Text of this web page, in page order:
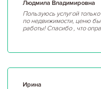
Людмила Владимировна
Пользуюсь услугой
по недвижимости, ценю
работы! Спасибо , что
Ирина